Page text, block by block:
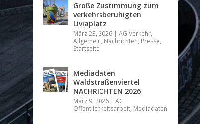
Große Zustimmung zum
verkehrsberuhigten
Liviaplatz
März 23, 2026 |AG Verkehr,
Allgemein, Nachrichten, Presse,
Startseite
Mediadaten
Waldstraßenviertel
NACHRICHTEN 2026
März 9, 2026 |AG
Öffentlichkeitsarbeit, Mediadaten